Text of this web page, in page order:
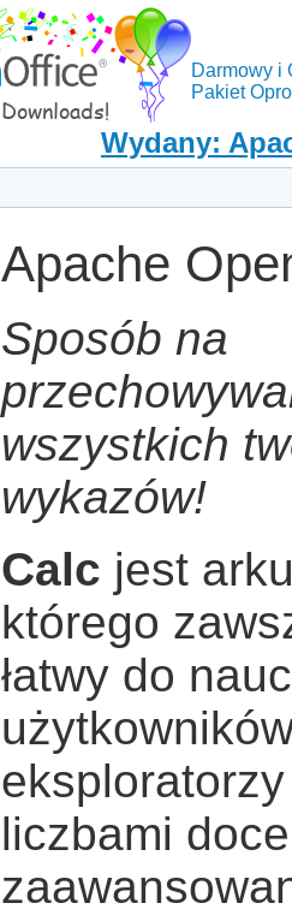
Darmowy i
Pakiet
Wydany:
Apache
Sposób na
wszystkich
wykazów!
Calc jest
którego
łatwy do
liczbami